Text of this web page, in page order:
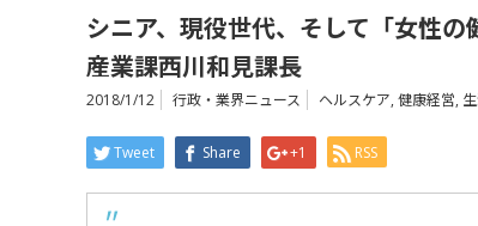
シニア、現役世代、そして「女性
産業課西川和見課長
2018/1/12 行政・業界ニュース ヘルスケア, 健康経営,
Tweet Share +1 RSS